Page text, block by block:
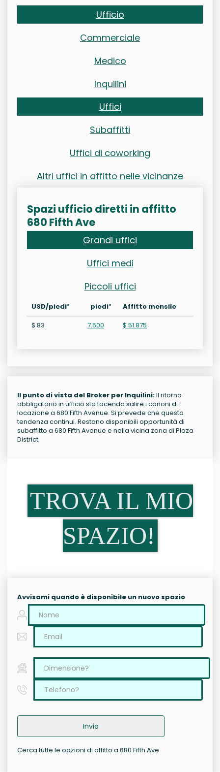
Ufficio
Commerciale
Medico
Inquilini
Uffici
Subaffitti
Uffici di coworking
Altri uffici in affitto nelle vicinanze
Spazi ufficio diretti in affitto
680 Fifth Ave
Grandi uffici
Uffici medi
Piccoli uffici
USD/piedi² piedi²
Affitto mensile
$ 83
7.500 $ 51.875
Il punto di vista del Broker per Inquilini:Il ritorno
obbligatorio in ufficio sta facendo salire i canoni di
locazione a 680 Fifth Avenue. Si prevede che questa
tendenza continui. Restano disponibili opportunità di
subaffitto a 680 Fifth Avenue e nella vicina zona di Plaza
District.
TROVA IL MIO
SPAZIO!
Avvisami quando è disponibile un nuovo spazio
Invia
Cerca tutte le opzioni di affitto a 680 Fifth Ave